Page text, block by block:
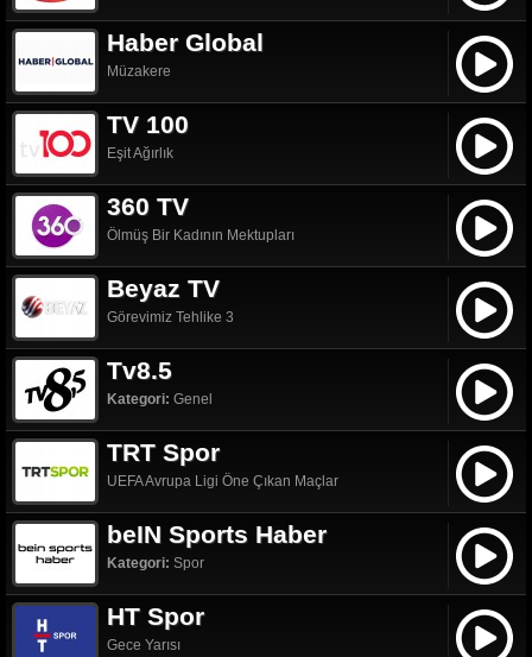
Haber Global
Müzakere
TV 100
Eşit Ağırlık
360 TV
Ölmüş Bir Kadının Mektupları
Beyaz TV
Görevimiz Tehlike 3
Tv8.5
Kategori: Genel
TRT Spor
UEFA Avrupa Ligi Öne Çıkan Maçlar
beIN Sports Haber
Kategori: Spor
HT Spor
Gece Yarısı